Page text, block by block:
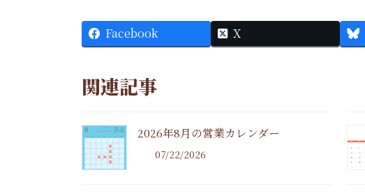
Facebook X
関連記事
2026年8月の営業カレンダー
07/22/2026